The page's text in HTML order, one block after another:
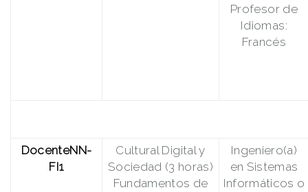
Profesor de
Idiomas:
Francés
DocenteNN-
FI1
Cultural Digital y
Sociedad (3 horas)
Fundamentos de
Ingeniero(a)
en Sistemas
Informáticos o